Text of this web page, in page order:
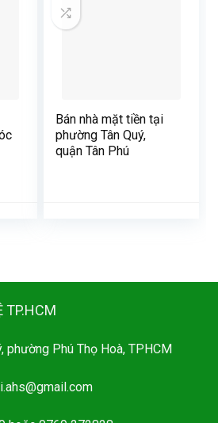
Bán nhà mặt tiền tại
phường Tân Quý,
quận Tân Phú
TP.HCM
phường Phú Thọ Hoà, TPHCM